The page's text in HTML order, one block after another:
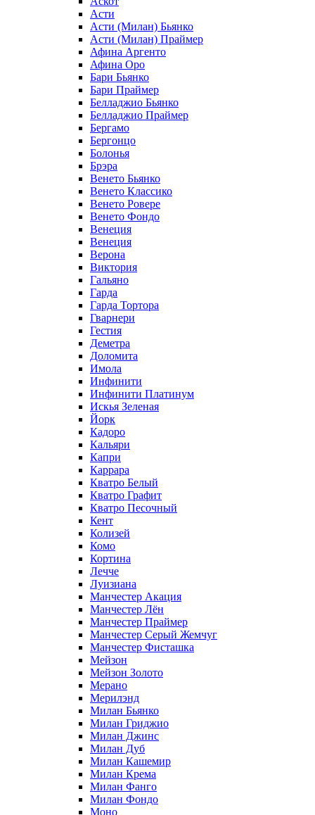
Асти
Асти (Милан) Бьянко
Асти (Милан) Праймер
Афина Аргенто
Афина Оро
Бари Бьянко
Бари Праймер
Белладжио Бьянко
Белладжио Праймер
Бергамо
Бергонцо
Болонья
Брэра
Венето Бьянко
Венето Классико
Венето Ровере
Венето Фондо
Венеция
Венеция
Верона
Виктория
Гальяно
Гарда
Гарда Тортора
Гварнери
Гестия
Деметра
Доломита
Имола
Инфинити
Инфинити Платинум
Искья Зеленая
Йорк
Кадоро
Кальяри
Капри
Каррара
Кватро Белый
Кватро Графит
Кватро Песочный
Кент
Колизей
Комо
Кортина
Лечче
Луизиана
Манчестер Акация
Манчестер Лён
Манчестер Праймер
Манчестер Серый Жемчуг
Манчестер Фисташка
Мейзон
Мейзон Золото
Мерано
Мерилэнд
Милан Бьянко
Милан Гриджио
Милан Джинс
Милан Дуб
Милан Кашемир
Милан Крема
Милан Фанго
Милан Фондо
Моно